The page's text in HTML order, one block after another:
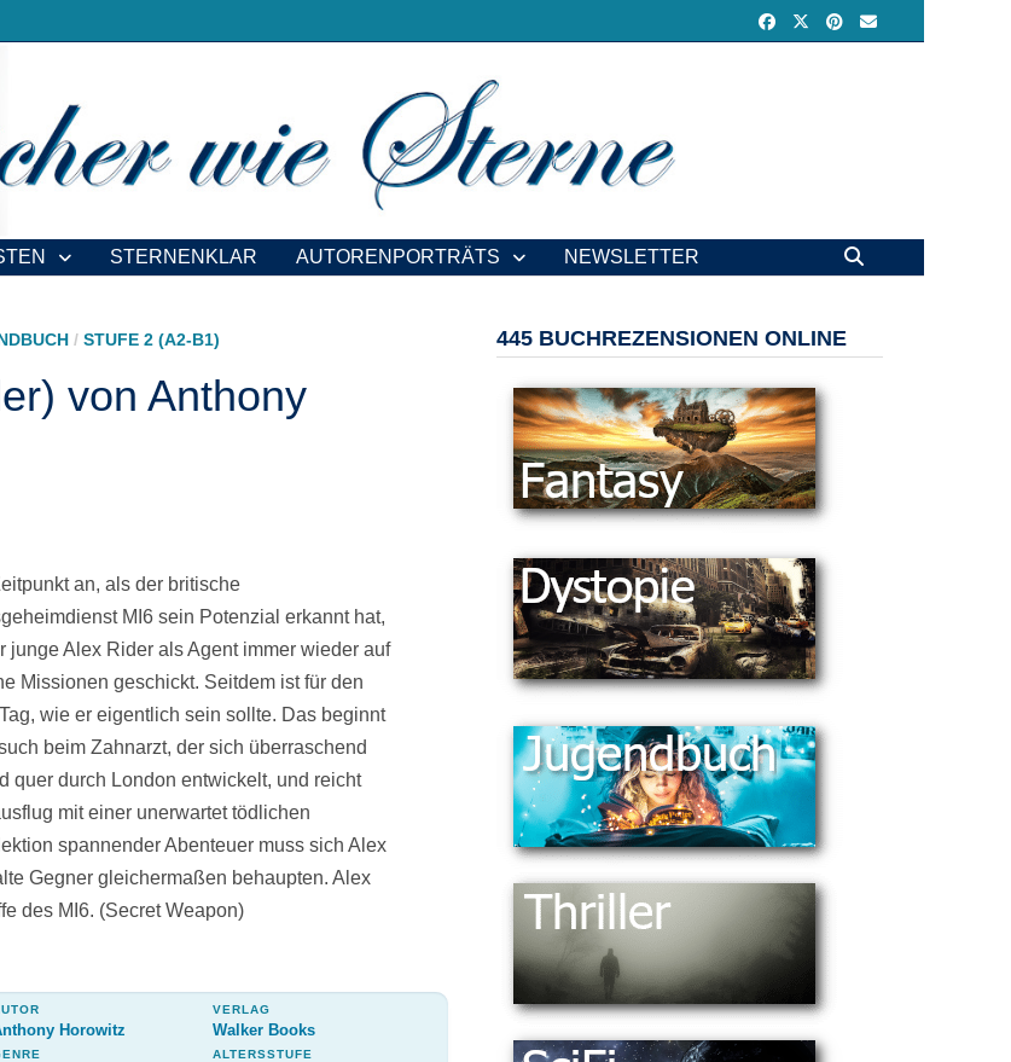
STERNENKLAR AUTORENPORTRÄTS NEWSLETTER
/STUFE 2 (A2-B1)
von Anthony
an, als der britische
MI6 sein Potenzial erkannt hat,
junge Alex Rider als Agent immer wieder auf
Missionen geschickt. Seitdem ist für den
wie er eigentlich sein sollte. Das beginnt
beim Zahnarzt, der sich überraschend
quer durch London entwickelt, und reicht
mit einer unerwartet tödlichen
spannender Abenteuer muss sich Alex
Gegner gleichermaßen behaupten. Alex
des MI6. (Secret Weapon)
Horowitz
VERLAG
Walker Books
ALTERSSTUFE
445 BUCHREZENSIONEN ONLINE